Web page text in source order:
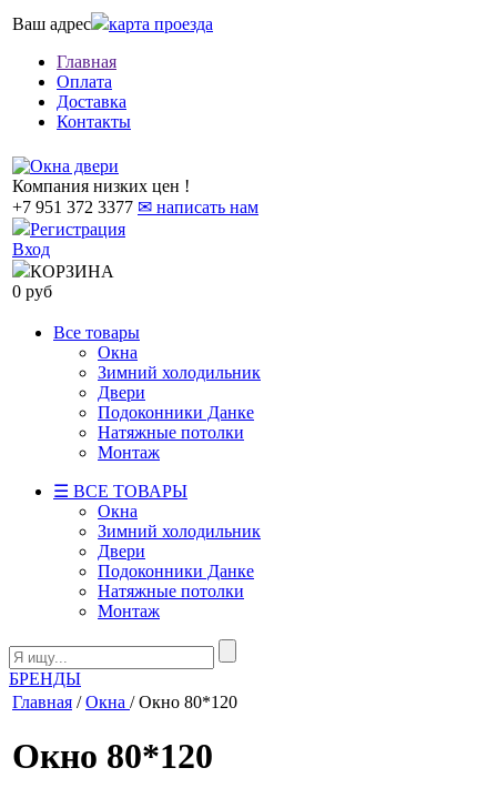
Ваш адрес
карта проезда
Главная
Оплата
Доставка
Контакты
Компания низких цен !
+7 951 372 3377 ✉ написать нам
Регистрация
Вход
КОРЗИНА
0 руб
Все товары
Окна
Зимний холодильник
Двери
Подоконники Данке
Натяжные потолки
Монтаж
☰ ВСЕ ТОВАРЫ
Окна
Зимний холодильник
Двери
Подоконники Данке
Натяжные потолки
Монтаж
БРЕНДЫ
Главная /Окна / Окно 80*120
Окно 80*120